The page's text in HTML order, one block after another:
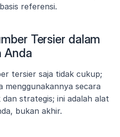
referensi.
Tersier dalam
Anda
tersier saja tidak cukup;
menggunakannya secara
strategis; ini adalah alat
bukan akhir.